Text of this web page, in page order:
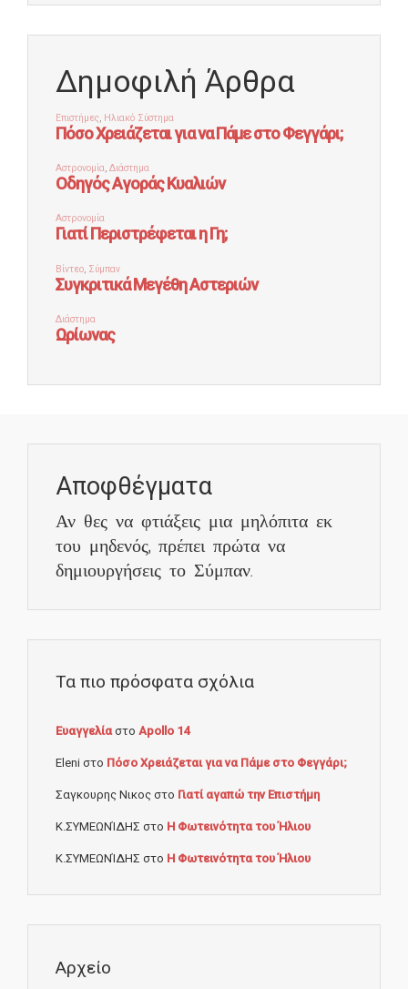
Δημοφιλή Άρθρα
Αποφθέγματα
Αν θες να φτιάξεις μια μηλόπιτα εκ
του μηδενός, πρέπει πρώτα να
δημιουργήσεις το Σύμπαν.
Τα πιο πρόσφατα σχόλια
Ευαγγελίαστο Apollo 14
Eleni στο Πόσο Χρειάζεται για να Πάμε στο Φεγγάρι;
Σαγκουρης Νικος στο Γιατί αγαπώ την Επιστήμη
Κ.ΣΥΜΕΩΝΊΔΗΣ στο Η Φωτεινότητα του Ήλιου
Κ.ΣΥΜΕΩΝΊΔΗΣ στο Η Φωτεινότητα του Ήλιου
Αρχείο